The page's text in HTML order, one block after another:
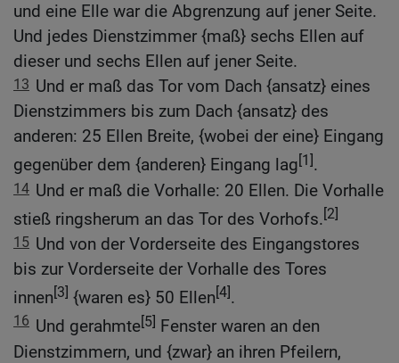
und eine Elle war die Abgrenzung auf jener Seite.
Und jedes Dienstzimmer {maß} sechs Ellen auf
dieser und sechs Ellen auf jener Seite.
13 Und er maß das Tor vom Dach {ansatz} eines
Dienstzimmers bis zum Dach {ansatz} des
anderen: 25 Ellen Breite, {wobei der eine} Eingang
gegenüber dem {anderen} Eingang lag[1].
14 Und er maß die Vorhalle: 20 Ellen. Die Vorhalle
stieß ringsherum an das Tor des Vorhofs.[2]
15 Und von der Vorderseite des Eingangstores
bis zur Vorderseite der Vorhalle des Tores
innen[3] {waren es} 50 Ellen[4].
16 Und gerahmte[5] Fenster waren an den
Dienstzimmern, und {zwar} an ihren Pfeilern,